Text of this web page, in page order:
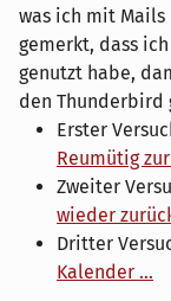
was ich mit
gemerkt, dass
genutzt habe,
den Thunderbird
Erster
Reumütig
Zweiter
wieder
Dritter
Kalender ...